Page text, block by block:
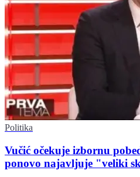
Politika
Vučić očekuje izbornu
ponovo najavljuje "veliki